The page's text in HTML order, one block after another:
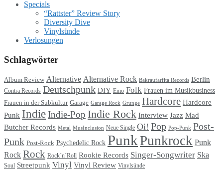
Specials
“Rattster” Review Story
Diversity Dive
Vinylsünde
Verlosungen
Schlagwörter
Album Review Alternative Alternative Rock Bakraufarfita Records Berlin
Contra Records Deutschpunk DIY Emo Folk Frauen im Musikbusiness
Frauen in der Subkultur Garage Garage Rock Grunge Hardcore Hardcore
Punk IndieIndie-Pop Indie Rock Interview Jazz Mad
Butcher Records Metal MusInclusion Neue Single Oi! Pop Pop-Punk Post-
Punk Post-Rock Psychedelic Rock PunkPunkrock Punk
Rock Rock Rock´n´Roll Rookie Records Singer-Songwriter Ska
Soul Streetpunk Vinyl Vinyl Review Vinylsünde